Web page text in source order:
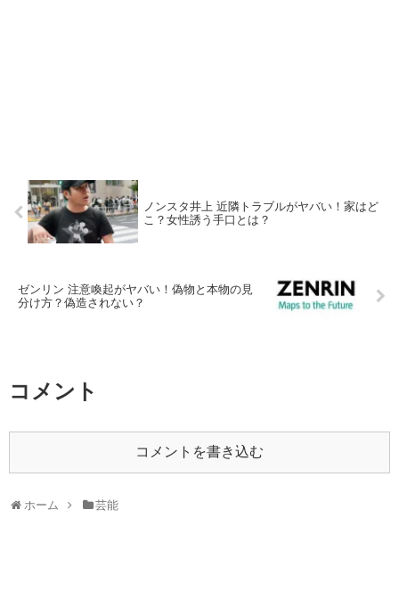
ノンスタ井上 近隣トラブルがヤバい！家はど
こ？女性誘う手口とは？
ゼンリン 注意喚起がヤバい！偽物と本物の見
分け方？偽造されない？
コメント
コメントを書き込む
ホーム 芸能